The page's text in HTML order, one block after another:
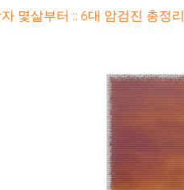
몇살부터 :: 6대 암검진 총정리